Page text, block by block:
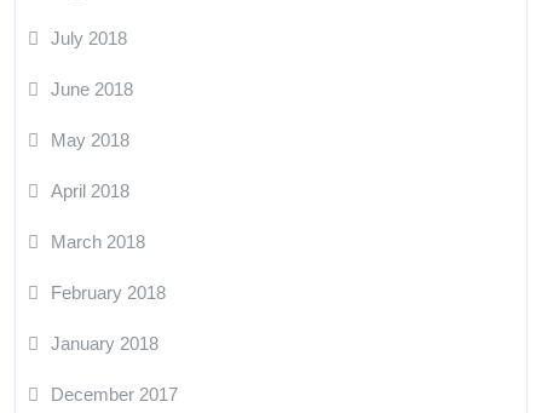
July 2018
June 2018
May 2018
April 2018
March 2018
February 2018
January 2018
December 2017